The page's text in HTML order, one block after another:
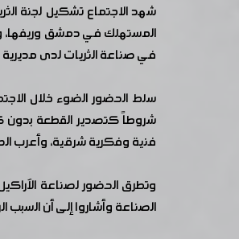
شهد الاجتماع تشكيل لجنة
المستهلك في دمشق وريفها،
في صناعة الثريات لدى
سلط الحضور الضوء خلال
شروطاً كتصدير القطعة بدون
فنية وفكرية شرقية، وأعرب
وتطرق الحضور لصناعة
الصناعة وأشاروا إلى أن